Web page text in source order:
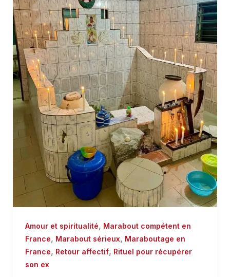
Amour et spiritualité, Marabout compétent en
France, Marabout sérieux, Maraboutage en
France, Retour affectif, Rituel pour récupérer
son ex